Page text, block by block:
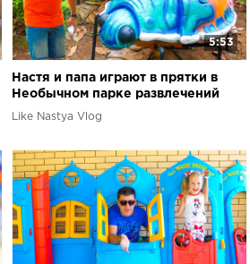
5:53
Настя и папа играют в прятки в
Необычном парке развлечений
Nastya and papa playing hide and
Like Nastya Vlog